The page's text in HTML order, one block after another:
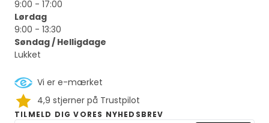
9:00 - 17:00
Lørdag
9:00 - 13:30
Søndag / Helligdage
Lukket
Vi er e-mærket
4,9 stjerner på Trustpilot
TILMELD DIG VORES NYHEDSBREV